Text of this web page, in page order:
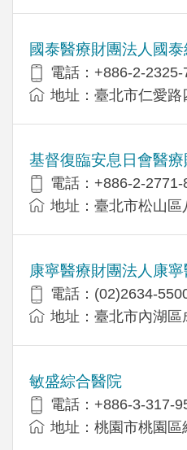
國泰醫療財團法人國
電話：+886-2-
地址：臺北市仁愛路
基督復臨安息日會醫
電話：+886-2-
地址：臺北市松山區
康寧醫療財團法人康
電話：(02)2634-
地址：臺北市內湖
敏盛綜合醫院
電話：+886-3-317-
地址：桃園市桃園區